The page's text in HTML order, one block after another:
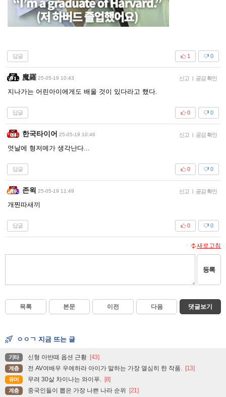
답글 0
1
魔羅 25-05-19 10:43 신고 | 공감 확인
지나가는 어린아이에게도 배울 것이 있다라고 했다.
답글 0
0
한국타이어 25-05-19 10:46 신고 | 공감 확인
엿날에 형저메가 생각난다...
답글 0
0
존윅 25-05-19 11:49 신고 | 공감 확인
개찐따새끼
답글 0
0
새로고침
등록
목록 본문 이전 다음 댓글보기
ㅇㅇㄱ 지금 뜨는 글
기타 신형 아반떼 옵션 근황 [43]
계층 전 AV여배우 우에하라 아이가 말하는 가장 열심히 한 작품. [13]
유머 무려 30살 차이나는 와이푸. [8]
계층 중국인들이 뽑은 가장 나쁜 나라 순위 [21]